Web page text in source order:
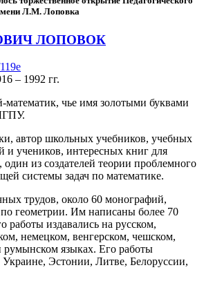
Л.М. Лоповка
ЛОПОВОК
– 1992 гг.
чье имя золотыми буквами
автор школьных учебников, учебных
и учеников, интересных книг для
один из создателей теории проблемного
системы задач по математике.
трудов, около 60 монографий,
геометрии. Им написаны более 70
работы издавались на русском,
немецком, венгерском, чешском,
румынском языках. Его работы
Украине, Эстонии, Литве, Белоруссии,